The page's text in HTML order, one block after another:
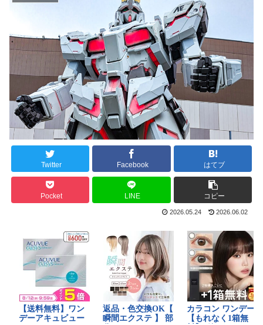
Twitter Facebook はてブ
Pocket LINE コピー
2026.05.24 2026.06.02